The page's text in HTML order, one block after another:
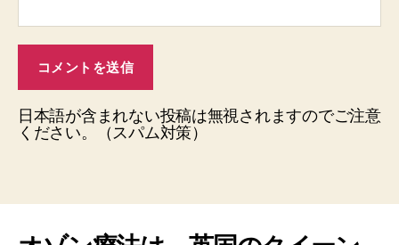
日本語が含まれない投稿は無視されますのでご注意
ください。（スパム対策）